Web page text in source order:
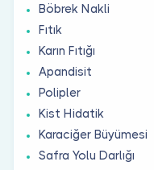
Böbrek Nakli
Fıtık
Karın Fıtığı
Apandisit
Polipler
Kist Hidatik
Karaciğer Büyümesi
Safra Yolu Darlığı